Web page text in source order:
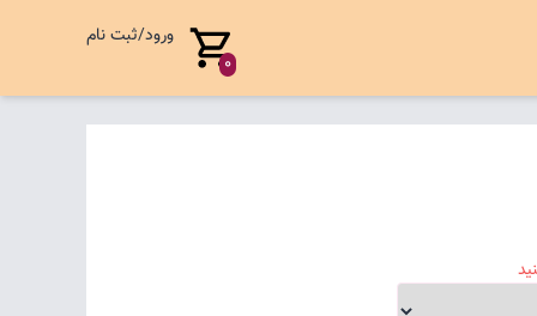
0
ورود/ثبت نام